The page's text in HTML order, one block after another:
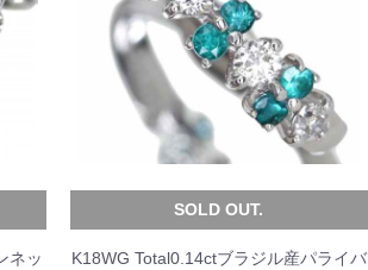
ネッ
SOLD OUT.
K18WG Total0.14ctブラジル産パライバ